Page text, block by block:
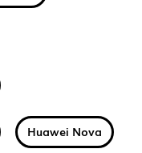
Huawei Nova